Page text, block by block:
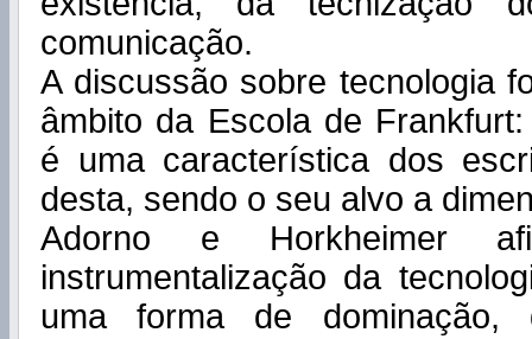
comunicação.
A discussão sobre tecnologia
âmbito da Escola de
é uma característica dos
desta, sendo o seu alvo a
Adorno e Horkheimer
instrumentalização da
uma forma de dominação,